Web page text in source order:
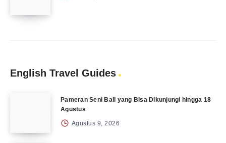
English Travel Guides
Pameran Seni Bali yang Bisa Dikunjungi hingga 18
Agustus
Agustus 9, 2026